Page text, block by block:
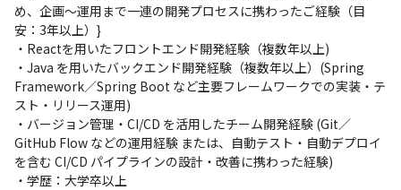
め、企画〜運用まで一連の開発プロセスに携わったご経験（目
安：3年以上）}
・Reactを用いたフロントエンド開発経験（複数年以上)
・Java を用いたバックエンド開発経験（複数年以上）(Spring
Framework／Spring Boot など主要フレームワークでの実装・テ
スト・リリース運用)
・バージョン管理・CI/CD を活用したチーム開発経験 (Git／
GitHub Flow などの運用経験 または、自動テスト・自動デプロイ
を含む CI/CD パイプラインの設計・改善に携わった経験)
・学歴：大学卒以上